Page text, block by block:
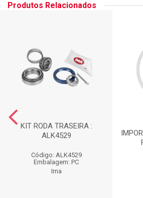
Produtos Relacionados
KIT RODA TRASEIRA :
ALK4529
Código: ALK4529
Embalagem: PC
Ima